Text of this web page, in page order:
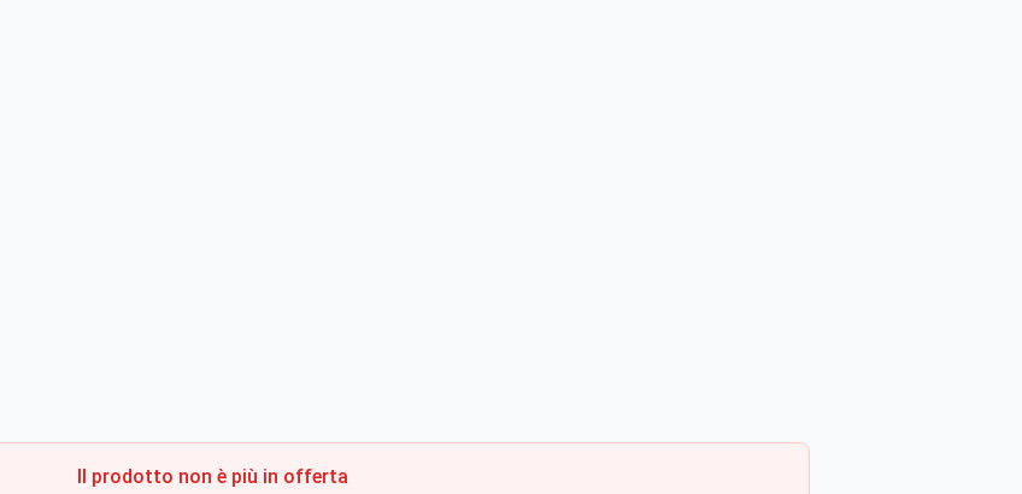
Il prodotto non è più in offerta